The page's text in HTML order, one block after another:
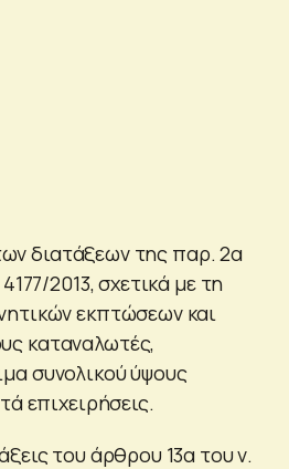
διατάξεων της παρ. 2α
2013, σχετικά με τη
εκπτώσεων και
καταναλωτές,
συνολικού ύψους
επιχειρήσεις.
του άρθρου 13α του ν.